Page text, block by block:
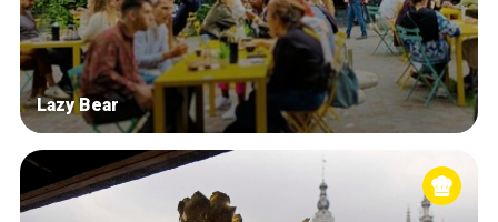
Lazy Bear